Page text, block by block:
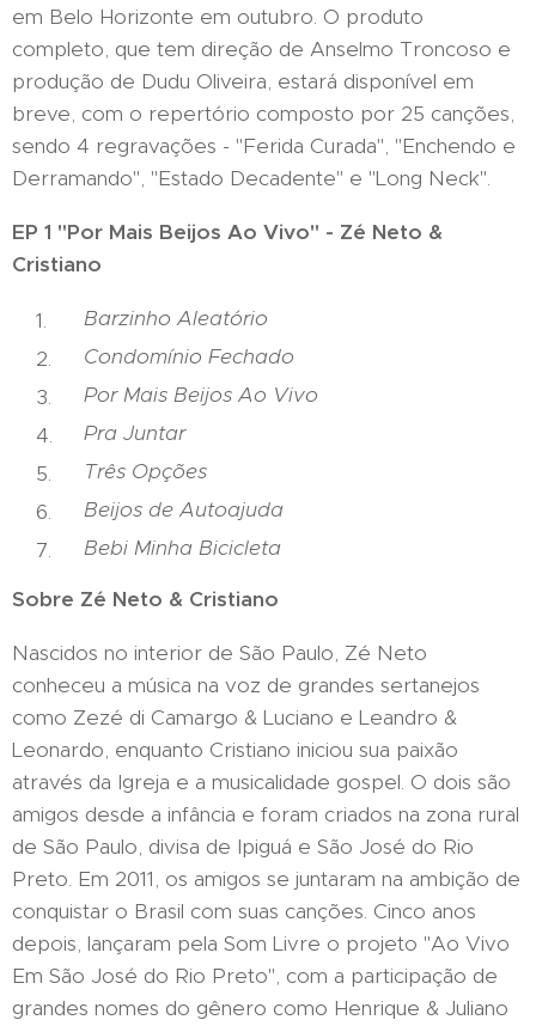
em Belo Horizonte em outubro. O produto
completo, que tem direção de Anselmo Troncoso e
produção de Dudu Oliveira, estará disponível em
breve, com o repertório composto por 25 canções,
sendo 4 regravações - "Ferida Curada", "Enchendo e
Derramando", "Estado Decadente" e "Long Neck".
EP 1 "Por Mais Beijos Ao Vivo" - Zé Neto &
Cristiano
Barzinho Aleatório
Condomínio Fechado
Por Mais Beijos Ao Vivo
Pra Juntar
Três Opções
Beijos de Autoajuda
Bebi Minha Bicicleta
Sobre Zé Neto & Cristiano
Nascidos no interior de São Paulo, Zé Neto
conheceu a música na voz de grandes sertanejos
como Zezé di Camargo & Luciano e Leandro &
Leonardo, enquanto Cristiano iniciou sua paixão
através da Igreja e a musicalidade gospel. O dois são
amigos desde a infância e foram criados na zona rural
de São Paulo, divisa de Ipiguá e São José do Rio
Preto. Em 2011, os amigos se juntaram na ambição de
conquistar o Brasil com suas canções. Cinco anos
depois, lançaram pela Som Livre o projeto "Ao Vivo
Em São José do Rio Preto", com a participação de
grandes nomes do gênero como Henrique & Juliano